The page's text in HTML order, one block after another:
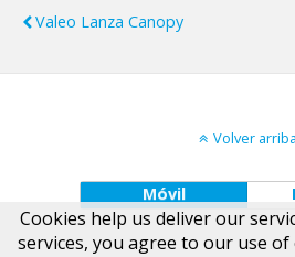
Valeo Lanza Canopy
Volver arriba
Móvil
Cookies help us deliver our
services, you agree to our use of